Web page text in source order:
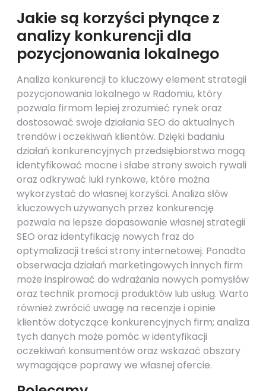
Jakie są korzyści płynące z
analizy konkurencji dla
pozycjonowania lokalnego
Analiza konkurencji to kluczowy element strategii
pozycjonowania lokalnego w Radomiu, który
pozwala firmom lepiej zrozumieć rynek oraz
dostosować swoje działania SEO do aktualnych
trendów i oczekiwań klientów. Dzięki badaniu
działań konkurencyjnych przedsiębiorstwa mogą
identyfikować mocne i słabe strony swoich rywali
oraz odkrywać luki rynkowe, które można
wykorzystać do własnej korzyści. Analiza słów
kluczowych używanych przez konkurencję
pozwala na lepsze dopasowanie własnej strategii
SEO oraz identyfikację nowych fraz do
optymalizacji treści strony internetowej. Ponadto
obserwacja działań marketingowych innych firm
może inspirować do wdrażania nowych pomysłów
oraz technik promocji produktów lub usług. Warto
również zwrócić uwagę na recenzje i opinie
klientów dotyczące konkurencyjnych firm; analiza
tych danych może pomóc w identyfikacji
oczekiwań konsumentów oraz wskazać obszary
wymagające poprawy we własnej ofercie.